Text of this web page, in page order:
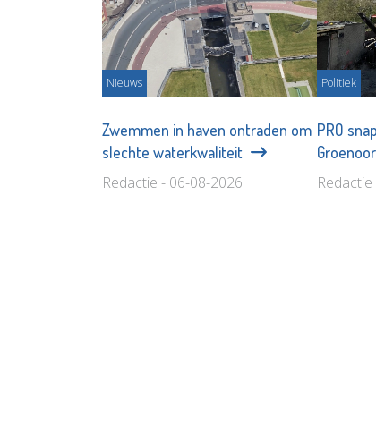
Nieuws
Zwemmen in haven ontraden om
slechte waterkwaliteit
Redactie - 06-08-2026
Politiek
PRO